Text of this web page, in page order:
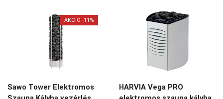
Nincs Termék
AKCIÓ -11%
Sawo Tower Elektromos
HARVIA Vega PRO